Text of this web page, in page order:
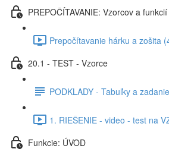
PREPOČÍTAVANIE: Vzorcov a funkcií
Prepočítavanie hárku a zošita
20.1 - TEST - Vzorce
PODKLADY - Tabuľky a zadanie
1. RIEŠENIE - video - test na
Funkcie: ÚVOD